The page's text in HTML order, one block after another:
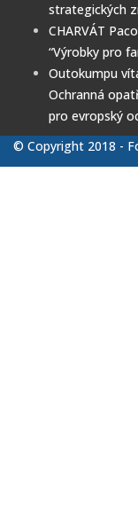
strategických
CHARVÁT
“Výrobky pro
Outokumpu
Ochranná
pro evropský
© Copyright 2018 -